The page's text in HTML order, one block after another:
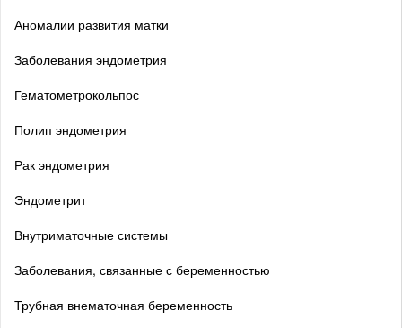
Аномалии развития матки
Заболевания эндометрия
Гематометрокольпос
Полип эндометрия
Рак эндометрия
Эндометрит
Внутриматочные системы
Заболевания, связанные с беременностью
Трубная внематочная беременность